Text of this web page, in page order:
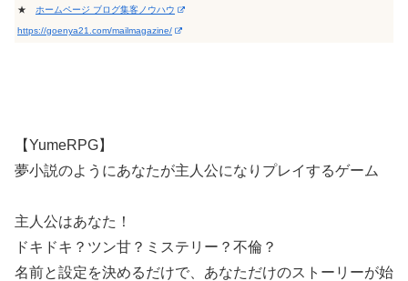
★ ホームページ ブログ集客ノウハウ
https://goenya21.com/mailmagazine/
【YumeRPG】
夢小説のようにあなたが主人公になりプレイするゲーム
主人公はあなた！
ドキドキ？ツン甘？ミステリー？不倫？
名前と設定を決めるだけで、あなただけのストーリーが始